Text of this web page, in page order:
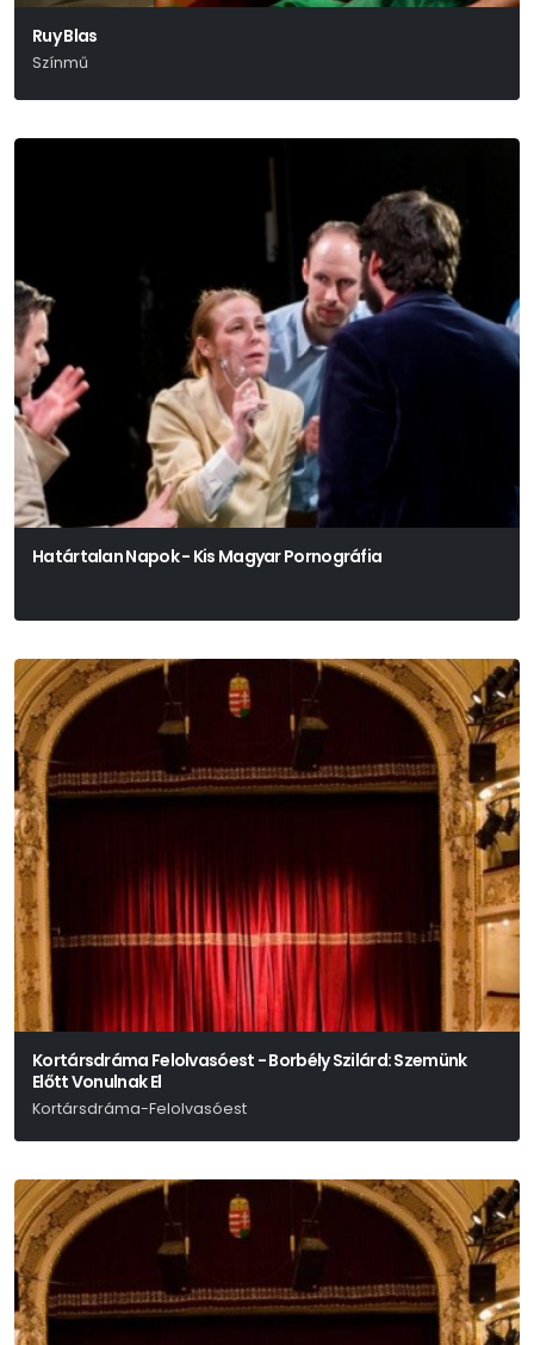
Ruy Blas
Színmű
Határtalan Napok - Kis Magyar Pornográfia
Kortársdráma Felolvasóest - Borbély Szilárd: Szemünk
Előtt Vonulnak El
Kortársdráma-Felolvasóest
Borbély Szilárd